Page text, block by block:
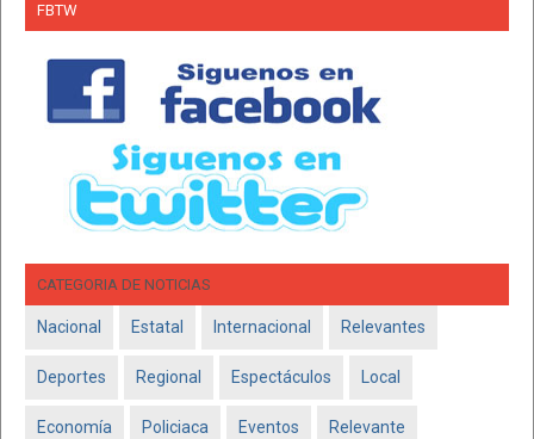
FBTW
CATEGORIA DE NOTICIAS
Nacional Estatal Internacional Relevantes
Deportes Regional Espectáculos Local
Economía Policiaca Eventos Relevante